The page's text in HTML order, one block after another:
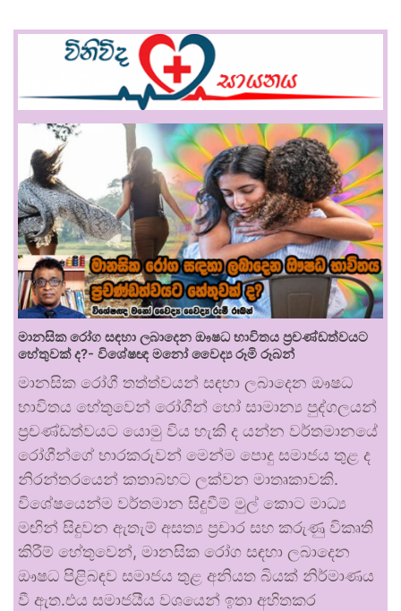
මානසික රෝග සඳහා ලබාදෙන ඖෂධ භාවිතය ප්‍රචණ්ඩත්වයට
හේතුවක් ද?- විශේෂඥ මනෝ වෛද්‍ය රූමි රූබන්
මානසික රෝගී තත්ත්වයන් සඳහා ලබාදෙන ඖෂධ
භාවිතය හේතුවෙන් රෝගීන් හෝ සාමාන්‍ය පුද්ගලයන්
ප්‍රචණ්ඩත්වයට යොමු විය හැකි ද යන්න වර්තමානයේ
රෝගීන්ගේ භාරකරුවන් මෙන්ම පොදු සමාජය තුළ ද
නිරන්තරයෙන් කතාබහට ලක්වන මාතෘකාවකි.
විශේෂයෙන්ම වර්තමාන සිදුවීම් මුල් කොට මාධ්‍ය
මඟින් සිදුවන ඇතැම් අසත්‍ය ප්‍රචාර සහ කරුණු විකෘති
කිරීම් හේතුවෙන්, මානසික රෝග සඳහා ලබාදෙන
ඖෂධ පිළිබඳව සමාජය තුළ අනියත බියක් නිර්මාණය
වී ඇත.එය සමාජයීය වශයෙන් ඉතා අහිතකර